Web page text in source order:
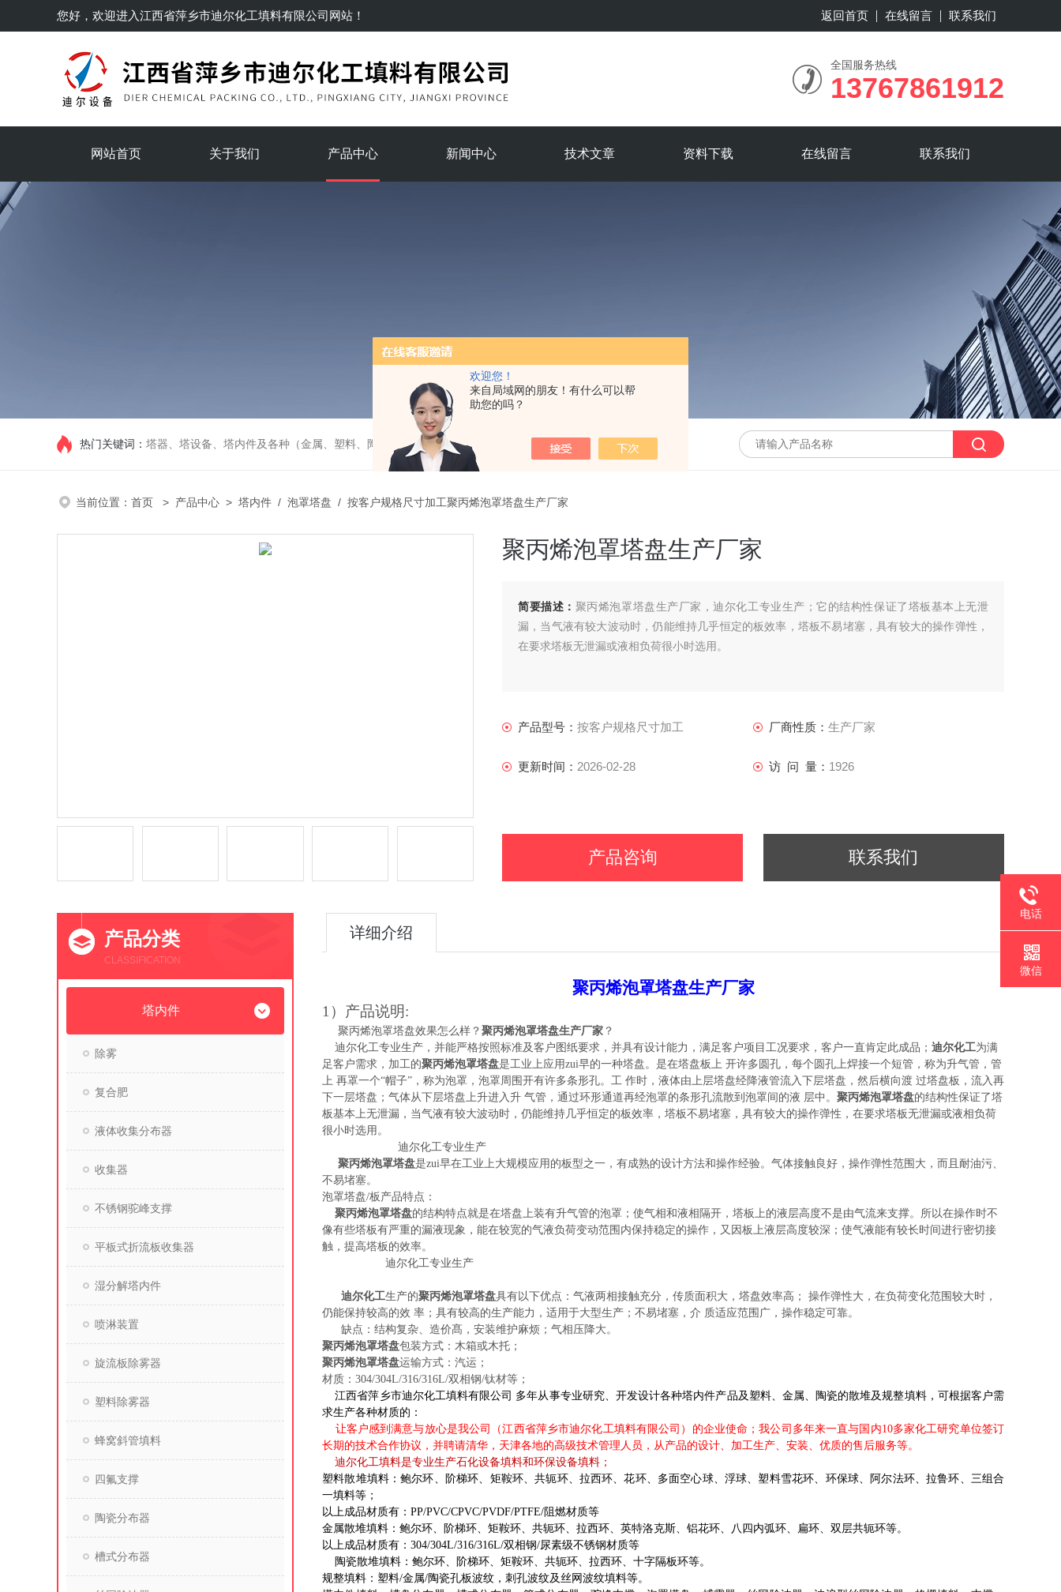
欢迎您！
来自局域网的朋友！有什么可以帮
助您的吗？
您好，欢迎进入江西省萍乡市迪尔化工填料有限公司网站！ 返回首页 在线留言 联系我们
全国服务热线
13767861912
网站首页 关于我们 产品中心 新闻中心 技术文章 资料下载 在线留言 联系我们
热门关键词： 塔器、塔设备、塔内件及各种（金属、塑料、陶瓷）填料的成套装置项目
当前位置： 首页 > 产品中心 > 塔内件 / 泡罩塔盘 / 按客户规格尺寸加工聚丙烯泡罩塔盘生产厂家
聚丙烯泡罩塔盘生产厂家
简要描述： 聚丙烯泡罩塔盘生产厂家，迪尔化工专业生产；它的结构性保证了塔板基本上无泄
漏，当气液有较大波动时，仍能维持几乎恒定的板效率，塔板不易堵塞，具有较大的操作弹性，
在要求塔板无泄漏或液相负荷很小时选用。
产品型号： 按客户规格尺寸加工 厂商性质： 生产厂家
更新时间： 2026-02-28 访 问 量： 1926
产品咨询 联系我们
产品分类
CLASSIFICATION
塔内件
除雾
复合肥
液体收集分布器
收集器
不锈钢驼峰支撑
平板式折流板收集器
湿分解塔内件
喷淋装置
旋流板除雾器
塑料除雾器
蜂窝斜管填料
四氟支撑
陶瓷分布器
槽式分布器
详细介绍
聚丙烯泡罩塔盘生产厂家
1）产品说明:
聚丙烯泡罩塔盘效果怎么样？聚丙烯泡罩塔盘生产厂家 ？
迪尔化工专业生产，并能严格按照标准及客户图纸要求，并具有设计能力，满足客户项目工况要求，客户一直肯定此成品； 迪尔化工为满
足客户需求，加工的聚丙烯泡罩塔盘是工业上应用zui早的一种塔盘。是在塔盘板上 开许多圆孔，每个圆孔上焊接一个短管，称为升气管，管
上 再罩一个“帽子”，称为泡罩，泡罩周围开有许多条形孔。工 作时，液体由上层塔盘经降液管流入下层塔盘，然后横向渡 过塔盘板，流入再
下一层塔盘；气体从下层塔盘上升进入升 气管，通过环形通道再经泡罩的条形孔流散到泡罩间的液 层中。 聚丙烯泡罩塔盘的结构性保证了塔
板基本上无泄漏，当气液有较大波动时，仍能维持几乎恒定的板效率，塔板不易堵塞，具有较大的操作弹性，在要求塔板无泄漏或液相负荷
很小时选用。
迪尔化工专业生产
聚丙烯泡罩塔盘是zui早在工业上大规模应用的板型之一，有成熟的设计方法和操作经验。气体接触良好，操作弹性范围大，而且耐油污、
不易堵塞。
泡罩塔盘/板产品特点：
聚丙烯泡罩塔盘的结构特点就是在塔盘上装有升气管的泡罩；使气相和液相隔开，塔板上的液层高度不是由气流来支撑。所以在操作时不
像有些塔板有严重的漏液现象，能在较宽的气液负荷变动范围内保持稳定的操作，又因板上液层高度较深；使气液能有较长时间进行密切接
触，提高塔板的效率。
迪尔化工专业生产
迪尔化工生产的聚丙烯泡罩塔盘具有以下优点：气液两相接触充分，传质面积大，塔盘效率高； 操作弹性大，在负荷变化范围较大时，
仍能保持较高的效 率；具有较高的生产能力，适用于大型生产；不易堵塞，介 质适应范围广，操作稳定可靠。
缺点：结构复杂、造价髙，安装维护麻烦；气相压降大。
聚丙烯泡罩塔盘包装方式： 木箱或木托；
聚丙烯泡罩塔盘运输方式：汽运；
材质：304/304L/316/316L/双相钢/钛材等；
江西省萍乡市迪尔化工填料有限公司 多年从事专业研究、开发设计各种塔内件产品及塑料、金属、陶瓷的散堆及规整填料，可根据客户需
求生产各种材质的：
让客户感到满意与放心是我公司（江西省萍乡市迪尔化工填料有限公司）的企业使命；我公司多年来一直与国内10多家化工研究单位签订
长期的技术合作协议，并聘请清华，天津各地的高级技术管理人员，从产品的设计、加工生产、安装、优质的售后服务等。
迪尔化工填料是专业生产石化设备填料和环保设备填料；
塑料散堆填料：鲍尔环、阶梯环、矩鞍环、共轭环、拉西环、花环、多面空心球、浮球、塑料雪花环、环保球、阿尔法环、拉鲁环、三组合
一填料等；
以上成品材质有：PP/PVC/CPVC/PVDF/PTFE/阻燃材质等
金属散堆填料：鲍尔环、阶梯环、矩鞍环、共轭环、拉西环、英特洛克斯、铝花环、八四内弧环、扁环、双层共轭环等。
以上成品材质有：304/304L/316/316L/双相钢/尿素级不锈钢材质等
陶瓷散堆填料：鲍尔环、阶梯环、矩鞍环、共轭环、拉西环、十字隔板环等。
规整填料：塑料/金属/陶瓷孔板波纹，刺孔波纹及丝网波纹填料等。
电话
微信